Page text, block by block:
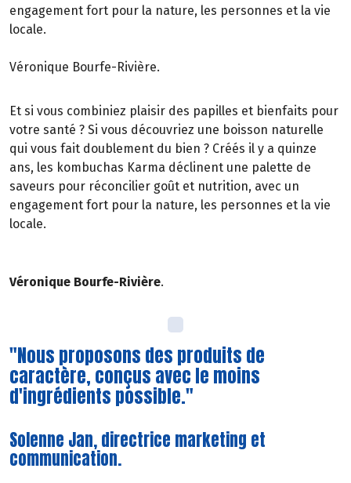
engagement fort pour la nature, les personnes et la vie
locale.
Véronique Bourfe-Rivière.
Et si vous combiniez plaisir des papilles et bienfaits pour
votre santé ? Si vous découvriez une boisson naturelle
qui vous fait doublement du bien ? Créés il y a quinze
ans, les kombuchas Karma déclinent une palette de
saveurs pour réconcilier goût et nutrition, avec un
engagement fort pour la nature, les personnes et la vie
locale.
Véronique Bourfe-Rivière.
"Nous proposons des produits de
caractère, conçus avec le moins
d'ingrédients possible."
Solenne Jan, directrice marketing et
communication.